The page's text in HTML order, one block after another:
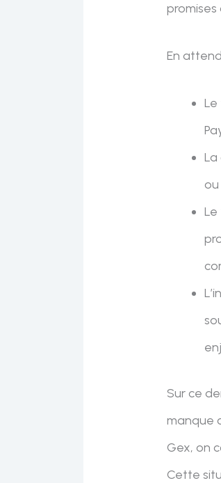
promises
En
Le
La
Le
Sur ce
manque
Gex, on
Cette